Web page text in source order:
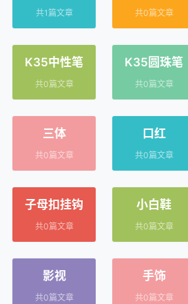
共1篇文章 共0篇文章
K35中性笔
共0篇文章
K35圆珠笔
共0篇文章
三体
共0篇文章
口红
共0篇文章
子母扣挂钩
共0篇文章
小白鞋
共0篇文章
影视
共0篇文章
手饰
共0篇文章